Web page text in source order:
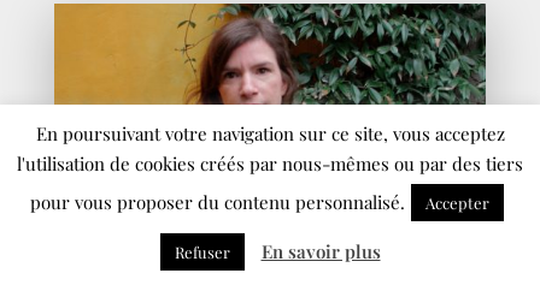
En poursuivant votre navigation sur ce site, vous acceptez
l'utilisation de cookies créés par nous-mêmes ou par des tiers
pour vous proposer du contenu personnalisé.
Accepter
Refuser En savoir plus